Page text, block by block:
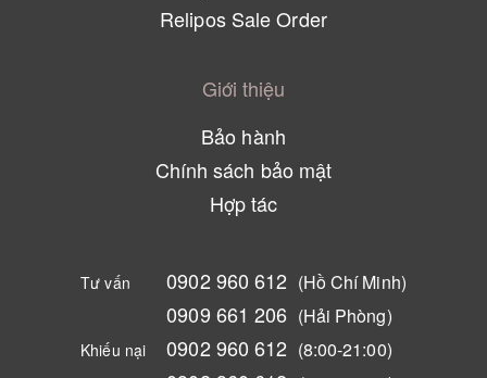
Relipos Sale Order
Giới thiệu
Bảo hành
Chính sách bảo mật
Hợp tác
Tư vấn 0902 960 612 (Hồ Chí Minh)
0909 661 206 (Hải Phòng)
Khiếu nại 0902 960 612 (8:00-21:00)